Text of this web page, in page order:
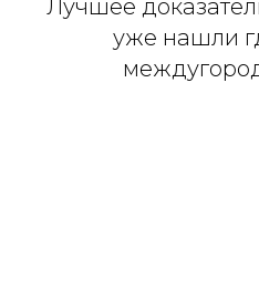
Лучшее
уже нашли